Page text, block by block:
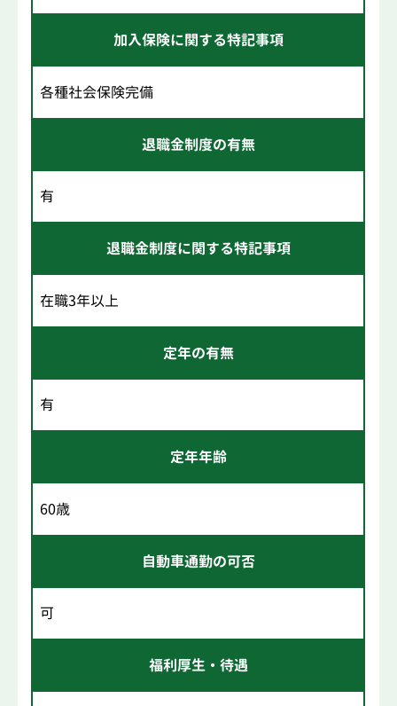
加入保険に関する特記事項
各種社会保険完備
退職金制度の有無
有
退職金制度に関する特記事項
在職3年以上
定年の有無
有
定年年齢
60歳
自動車通勤の可否
可
福利厚生・待遇